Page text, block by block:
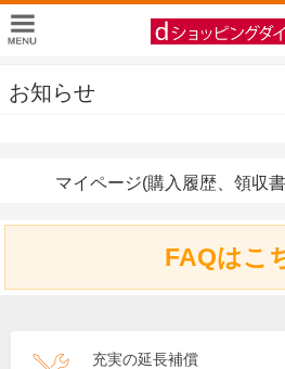
お知らせ
マイページ(購入履歴、領収
FAQはこ
充実の延長補償